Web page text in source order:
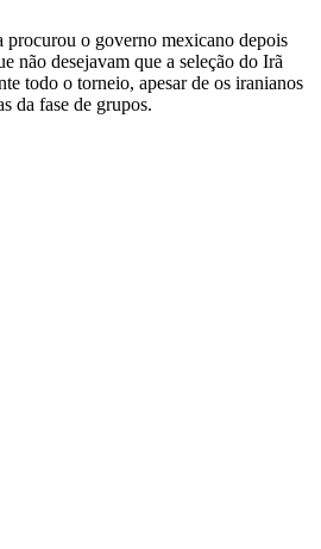
procurou o governo mexicano depois
não desejavam que a seleção do Irã
todo o torneio, apesar de os iranianos
da fase de grupos.